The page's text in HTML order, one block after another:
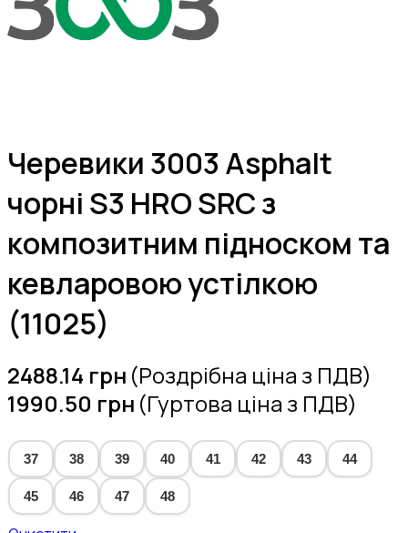
Черевики 3003 Asphalt
чорні S3 HRO SRC з
композитним підноском та
кевларовою устілкою
(11025)
2488.14 грн (Роздрібна ціна з ПДВ)
1990.50 грн (Гуртова ціна з ПДВ)
37 38 39 40 41 42 43 44
45 46 47 48